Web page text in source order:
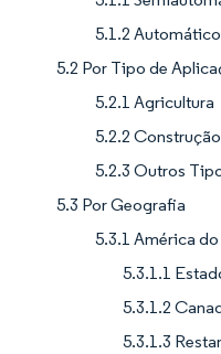
5.1.2 Automático
5.2 Por Tipo de
5.2.1 Agricultura
5.2.2 Construção
5.2.3 Outros
5.3 Por Geografia
5.3.1 América
5.3.1.1
5.3.1.2
5.3.1.3